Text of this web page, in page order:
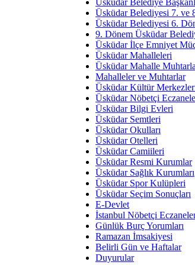
İmar Sorunlarının Genel
Arakan
Bayramın
Ruhsal
Üsküdar
Üsküdar Belediye
Üsküdar Belediyesi 7. ve
Üsküdar Belediyesi 6.
9. Dönem Üsküdar
Üsküdar İlçe Emniyet
Üsküdar Mahalleleri
Üsküdar Mahalle
Mahalleler ve Muhtarlar
Üsküdar Kültür
Üsküdar Nöbetçi
Üsküdar Bilgi Evleri
Üsküdar Semtleri
Üsküdar Okulları
Üsküdar Otelleri
Üsküdar Camiileri
Üsküdar Resmi Kurumlar
Üsküdar Sağlık Kurumları
Üsküdar Spor Kulüpleri
Üsküdar Seçim Sonuçları
E-Devlet
İstanbul Nöbetçi
Günlük Burç Yorumları
Ramazan İmsakiyesi
Belirli Gün ve Haftalar
Duyurular